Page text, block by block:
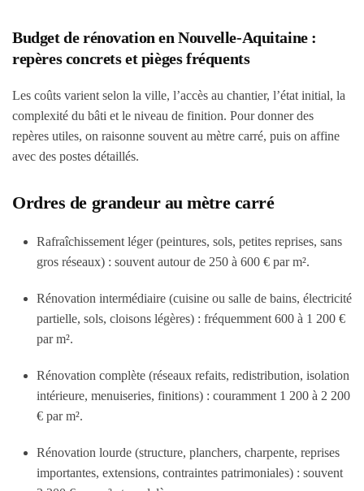
Budget de rénovation en Nouvelle-Aquitaine :
repères concrets et pièges fréquents
Les coûts varient selon la ville, l’accès au chantier, l’état initial, la
complexité du bâti et le niveau de finition. Pour donner des
repères utiles, on raisonne souvent au mètre carré, puis on affine
avec des postes détaillés.
Ordres de grandeur au mètre carré
Rafraîchissement léger (peintures, sols, petites reprises, sans
gros réseaux) : souvent autour de 250 à 600 € par m².
Rénovation intermédiaire (cuisine ou salle de bains, électricité
partielle, sols, cloisons légères) : fréquemment 600 à 1 200 €
par m².
Rénovation complète (réseaux refaits, redistribution, isolation
intérieure, menuiseries, finitions) : couramment 1 200 à 2 200
€ par m².
Rénovation lourde (structure, planchers, charpente, reprises
importantes, extensions, contraintes patrimoniales) : souvent